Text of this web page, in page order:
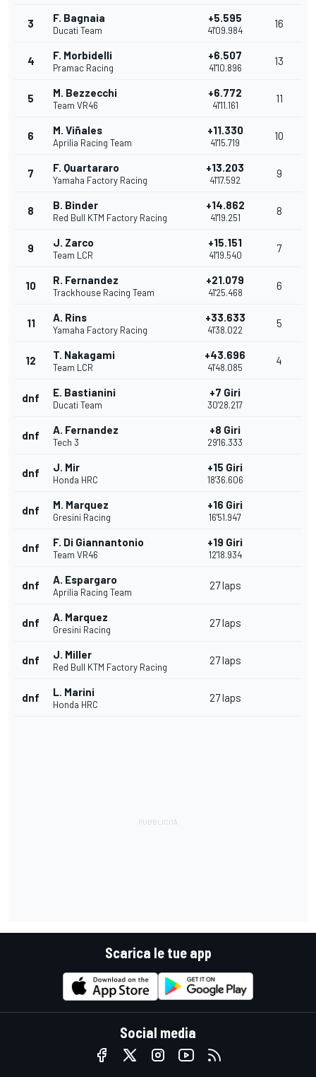
3 F. Bagnaia
Ducati Team
+5.595
41'09.984
16
4 F. Morbidelli
Pramac Racing
+6.507
41'10.896
13
5 M. Bezzecchi
Team VR46
+6.772
41'11.161
11
6 M. Viñales
Aprilia Racing Team
+11.330
41'15.719
10
7 F. Quartararo
Yamaha Factory Racing
+13.203
41'17.592
9
8 B. Binder
Red Bull KTM Factory Racing
+14.862
41'19.251
8
9 J. Zarco
Team LCR
+15.151
41'19.540
7
10 R. Fernandez
Trackhouse Racing Team
+21.079
41'25.468
6
11 A. Rins
Yamaha Factory Racing
+33.633
41'38.022
5
12 T. Nakagami
Team LCR
+43.696
41'48.085
4
dnf E. Bastianini
Ducati Team
+7 Giri
30'28.217
dnf A. Fernandez
Tech 3
+8 Giri
29'16.333
dnf J. Mir
Honda HRC
+15 Giri
18'36.606
dnf M. Marquez
Gresini Racing
+16 Giri
16'51.947
dnf F. Di Giannantonio
Team VR46
+19 Giri
12'18.934
dnf A. Espargaro
Aprilia Racing Team
27 laps
dnf A. Marquez
Gresini Racing
27 laps
dnf J. Miller
Red Bull KTM Factory Racing
27 laps
dnf L. Marini
Honda HRC
27 laps
Scarica le tue app
Social media